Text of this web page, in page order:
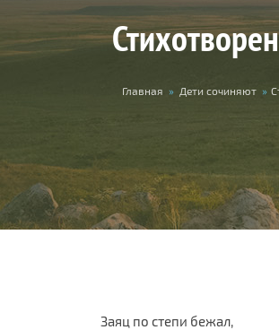
Вы здесь
Главная » Дети сочиняют »
Заяц по степи бежал,